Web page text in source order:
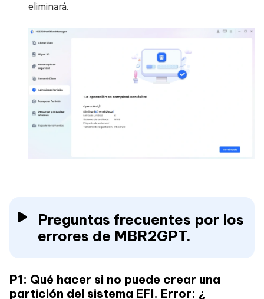
eliminará.
Preguntas frecuentes por los
errores de MBR2GPT.
P1: Qué hacer si no puede crear una
partición del sistema EFI. Error: ¿